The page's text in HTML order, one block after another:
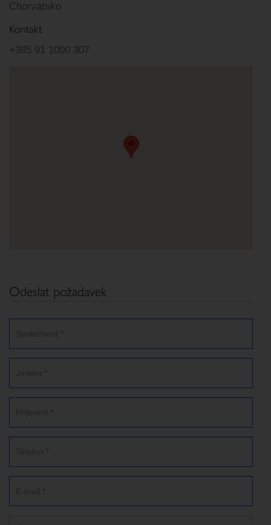
Chorvatsko
Kontakt
+385 91 1000 307
Odeslat požadavek